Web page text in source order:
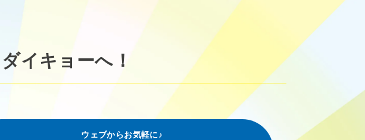
ダイキョーへ！
ウェブからお気軽に♪